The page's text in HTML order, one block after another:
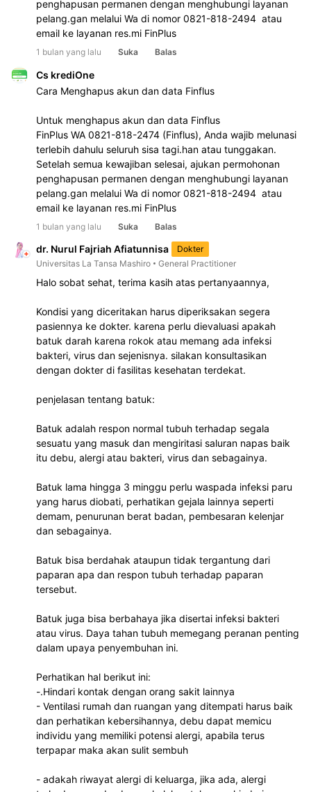
penghapusan permanen dengan menghubungi layanan
pelang.gan melalui Wa di nomor 0821-818-2494  atau
email ke layanan res.mi FinPlus
1 bulan yang lalu Suka Balas
Cs krediOne
Cara Menghapus akun dan data Finflus
Untuk menghapus akun dan data Finflus
FinPlus WA 0821-818-2474 (Finflus), Anda wajib melunasi
terlebih dahulu seluruh sisa tagi.han atau tunggakan.
Setelah semua kewajiban selesai, ajukan permohonan
penghapusan permanen dengan menghubungi layanan
pelang.gan melalui Wa di nomor 0821-818-2494  atau
email ke layanan res.mi FinPlus
1 bulan yang lalu Suka Balas
dr. Nurul Fajriah Afiatunnisa
Dokter
Universitas La Tansa Mashiro
General Practitioner
Halo sobat sehat, terima kasih atas pertanyaannya,
Kondisi yang diceritakan harus diperiksakan segera
pasiennya ke dokter. karena perlu dievaluasi apakah
batuk darah karena rokok atau memang ada infeksi
bakteri, virus dan sejenisnya. silakan konsultasikan
dengan dokter di fasilitas kesehatan terdekat.
penjelasan tentang batuk:
Batuk adalah respon normal tubuh terhadap segala
sesuatu yang masuk dan mengiritasi saluran napas baik
itu debu, alergi atau bakteri, virus dan sebagainya.
Batuk lama hingga 3 minggu perlu waspada infeksi paru
yang harus diobati, perhatikan gejala lainnya seperti
demam, penurunan berat badan, pembesaran kelenjar
dan sebagainya.
Batuk bisa berdahak ataupun tidak tergantung dari
paparan apa dan respon tubuh terhadap paparan
tersebut.
Batuk juga bisa berbahaya jika disertai infeksi bakteri
atau virus. Daya tahan tubuh memegang peranan penting
dalam upaya penyembuhan ini.
Perhatikan hal berikut ini:
-.Hindari kontak dengan orang sakit lainnya
- Ventilasi rumah dan ruangan yang ditempati harus baik
dan perhatikan kebersihannya, debu dapat memicu
individu yang memiliki potensi alergi, apabila terus
terpapar maka akan sulit sembuh
- adakah riwayat alergi di keluarga, jika ada, alergi